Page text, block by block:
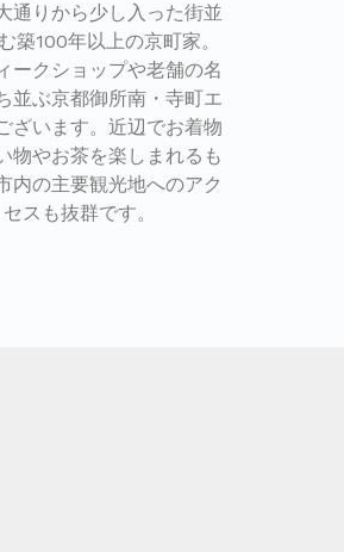
通りから少し入った街並
築100年以上の京町家。
ークショップや老舗の名
並ぶ京都御所南・寺町エ
ざいます。近辺でお着物
物やお茶を楽しまれるも
内の主要観光地へのアク
セスも抜群です。